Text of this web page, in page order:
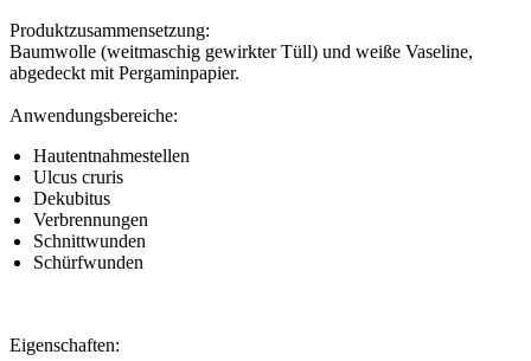
Produktzusammensetzung:
Baumwolle (weitmaschig gewirkter Tüll) und weiße Vaseline,
abgedeckt mit Pergaminpapier.
Anwendungsbereiche:
Hautentnahmestellen
Ulcus cruris
Dekubitus
Verbrennungen
Schnittwunden
Schürfwunden
Eigenschaften: